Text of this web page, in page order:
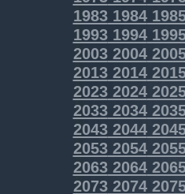
19831984
19931994
20032004
20132014
20232024
20332034
20432044
20532054
20632064
20732074